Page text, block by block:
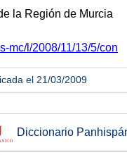
la Región de Murcia
mc/l/2008/11/13/5/con
el 21/03/2009
Diccionario